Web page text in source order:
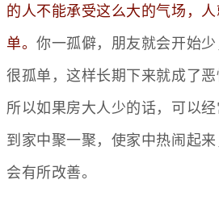
的人不能承受这么大的气场，
单。你一孤僻，朋友就会开始
很孤单，这样长期下来就成了恶
所以如果房大人少的话，可以
到家中聚一聚，使家中热闹起来
会有所改善。